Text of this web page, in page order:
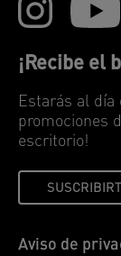
¡Recibe el
Estarás al día
promociones
escritorio!
Aviso de